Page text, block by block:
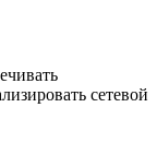
сетевой